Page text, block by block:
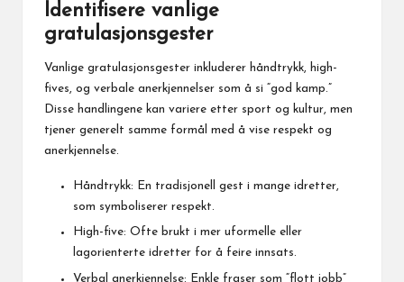
Identifisere vanlige
gratulasjonsgester
Vanlige gratulasjonsgester inkluderer håndtrykk, high-
fives, og verbale anerkjennelser som å si “god kamp.”
Disse handlingene kan variere etter sport og kultur, men
tjener generelt samme formål med å vise respekt og
anerkjennelse.
Håndtrykk: En tradisjonell gest i mange idretter,
som symboliserer respekt.
High-five: Ofte brukt i mer uformelle eller
lagorienterte idretter for å feire innsats.
Verbal anerkjennelse: Enkle fraser som “flott jobb”